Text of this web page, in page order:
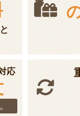
応